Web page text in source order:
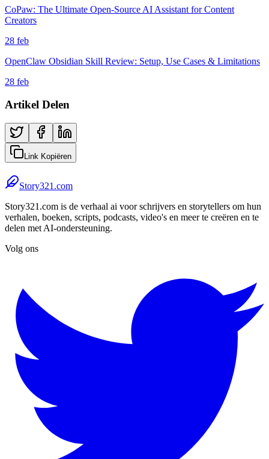
CoPaw: The Ultimate Open-Source AI Assistant for Content
Creators
28 feb
OpenClaw Obsidian Skill Review: Setup, Use Cases & Limitations
28 feb
Artikel Delen
Link Kopiëren
Story321.com
Story321.com is de verhaal ai voor schrijvers en storytellers om hun
verhalen, boeken, scripts, podcasts, video's en meer te creëren en te
delen met AI-ondersteuning.
Volg ons